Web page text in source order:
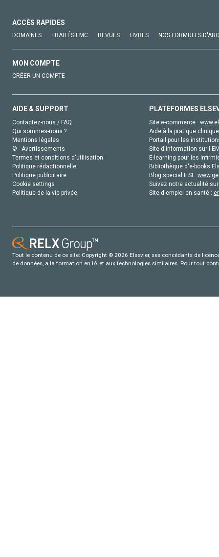
ACCÈS RAPIDES
DOMAINES TRAITÉS EMC REVUES LIVRES NOS FORMULES
MON COMPTE
CRÉER UN COMPTE
AIDE & SUPPORT
Contactez-nous / FAQ
Qui sommes-nous ?
Mentions légales
© - Avertissements
Termes et conditions d'utilisation
Politique rédactionnelle
Politique publicitaire
Cookie settings
Politique de la vie privée
PLATEFORMES
Site e-commerce :
Aide à la pratique
Portail pour les
Site d'information sur
E-learning pour les
Bibliothèque d'e-books
Blog special IFSI :
Suivez notre actualité
Site d'emploi en santé :
Tout le contenu de ce site: Copyright © 2026 Elsevier, ses concédants de
de données, a la formation en IA et aux technologies similaires. Pour tout